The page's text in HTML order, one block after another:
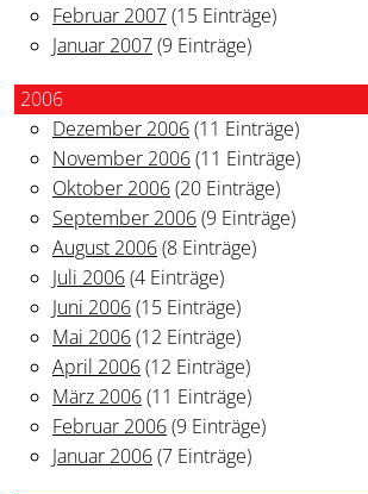
Februar 2007(15 Einträge)
Januar 2007(9 Einträge)
2006
Dezember 2006(11 Einträge)
November 2006(11 Einträge)
Oktober 2006(20 Einträge)
September 2006(9 Einträge)
August 2006(8 Einträge)
Juli 2006(4 Einträge)
Juni 2006(15 Einträge)
Mai 2006(12 Einträge)
April 2006(12 Einträge)
März 2006(11 Einträge)
Februar 2006(9 Einträge)
Januar 2006(7 Einträge)